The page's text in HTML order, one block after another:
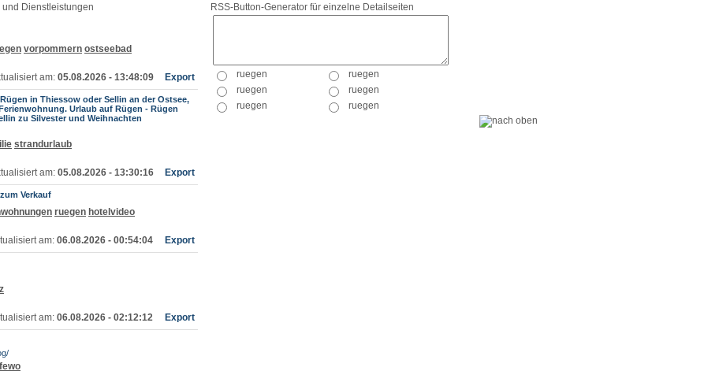
Dienstleistungen
vorpommern ostseebad
am: 05.08.2026 - 13:48:09 Export
in Thiessow oder Sellin an der Ostsee,
Urlaub auf Rügen - Rügen
zu Silvester und Weihnachten
strandurlaub
am: 05.08.2026 - 13:30:16 Export
Verkauf
ruegen hotelvideo
am: 06.08.2026 - 00:54:04 Export
am: 06.08.2026 - 02:12:12 Export
fewo
RSS-Button-Generator für einzelne Detailseiten